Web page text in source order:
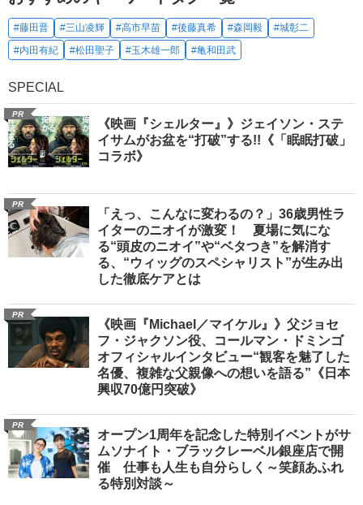
#藤田晋 #三山凌輝 #高市早苗 #後藤真希 #森岡毅
#城彰二
#内田有紀
#松田聖子 #玉木雄一郎 #亀和田武
SPECIAL
PR
《映画『シェルター』》ジェイソン・ステ
イサムがお盆を“打破”する!!《「眠眠打破」
コラボ》
PR
「えっ、こんなに変わるの？」36歳男性ラ
イターのニオイが激変！ 夏場に気にな
る“頭皮のニオイ”や“ベタつき”を解消す
る、“ウィッグのスペシャリスト”が生み出
した徹底ケアとは
PR
《映画『Michael／マイケル』》父ジョセ
フ・ジャクソン役、コールマン・ドミンゴ
オフィシャルインタビュー“観客を魅了した
名優、複雑な父親像への想いを語る”《日本
興収70億円突破》
PR
オープン1周年を記念した特別イベントがサ
ムソナイト・ブラックレーベル銀座店で開
催 仕事も人生も自分らしく～笑顔あふれ
る特別対談～